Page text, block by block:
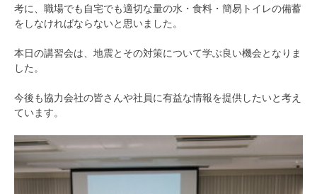
考に、職場でも自宅でも適切な量の水・食料・簡易トイレの備蓄
をしなければならないと思いました。
本日の講習会は、地震とその対策について学ぶ良い機会となりま
した。
今後も協力会社の皆さんや社員に有益な情報を提供したいと考え
ています。